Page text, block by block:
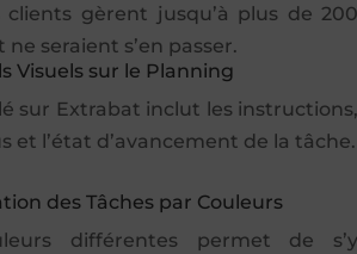
clients gèrent jusqu’à plus de
seraient s’en passer.
Visuels sur le Planning
sur Extrabat inclut les
et l’état d’avancement de la tâche.
des Tâches par Couleurs
différentes permet de